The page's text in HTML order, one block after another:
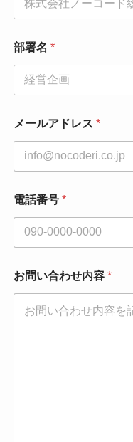
部署名 *
メールアドレス *
電話番号 *
お問い合わせ内容 *